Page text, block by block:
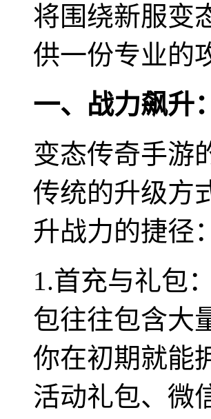
将围绕新服变
供一份专业的
一、战力飙升
变态传奇手游
传统的升级方
升战力的捷径：
1.首充与礼包
包往往包含大
你在初期就能
活动礼包、微